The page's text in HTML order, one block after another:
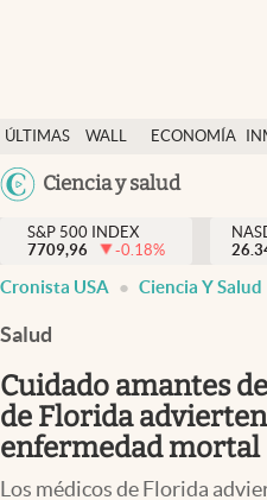
ÚLTIMAS
NOTICIAS
WALL
DÓLAR
ECONOMÍA
Ciencia y salud
Finanzas y economía
Wall Street y dólar
Inmigración
Espiritual
Streaming
S&P 500 INDEX
7709,96
-0.18%
Cronista USA Ciencia Y Salud
Salud
Cuidado amantes
de Florida
enfermedad mortal
Los médicos de Florida